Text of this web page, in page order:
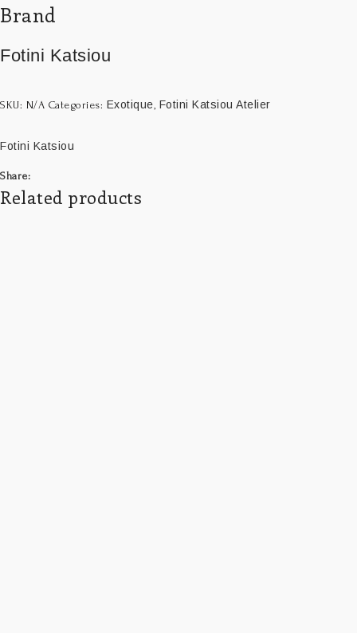
Brand
Fotini Katsiou
SKU: N/A Categories: Exotique, Fotini Katsiou Atelier
Fotini Katsiou
Share:
Related products